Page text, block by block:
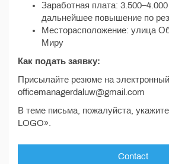
Заработная плата: 3.500–4.000
дальнейшее повышение по
Месторасположение: улица
Миру
Как подать заявку:
Присылайте резюме на
officemanagerdaluw@gmail.com
В теме письма, пожалуйста,
LOGO».
Contact